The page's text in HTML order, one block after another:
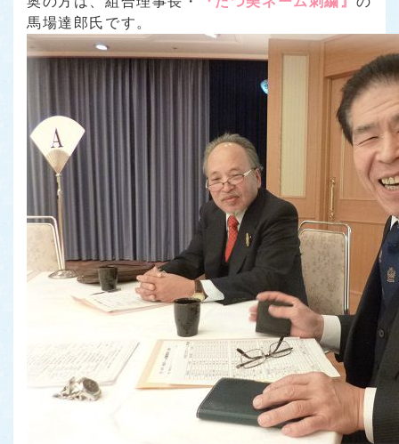
馬場達郎氏です。